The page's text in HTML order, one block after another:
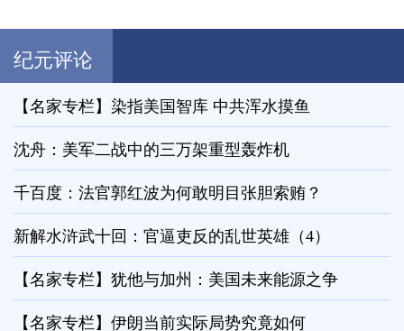
纪元评论
【名家专栏】染指美国智库 中共浑水摸鱼
沈舟：美军二战中的三万架重型轰炸机
千百度：法官郭红波为何敢明目张胆索贿？
新解水浒武十回：官逼吏反的乱世英雄（4）
【名家专栏】犹他与加州：美国未来能源之争
【名家专栏】伊朗当前实际局势究竟如何